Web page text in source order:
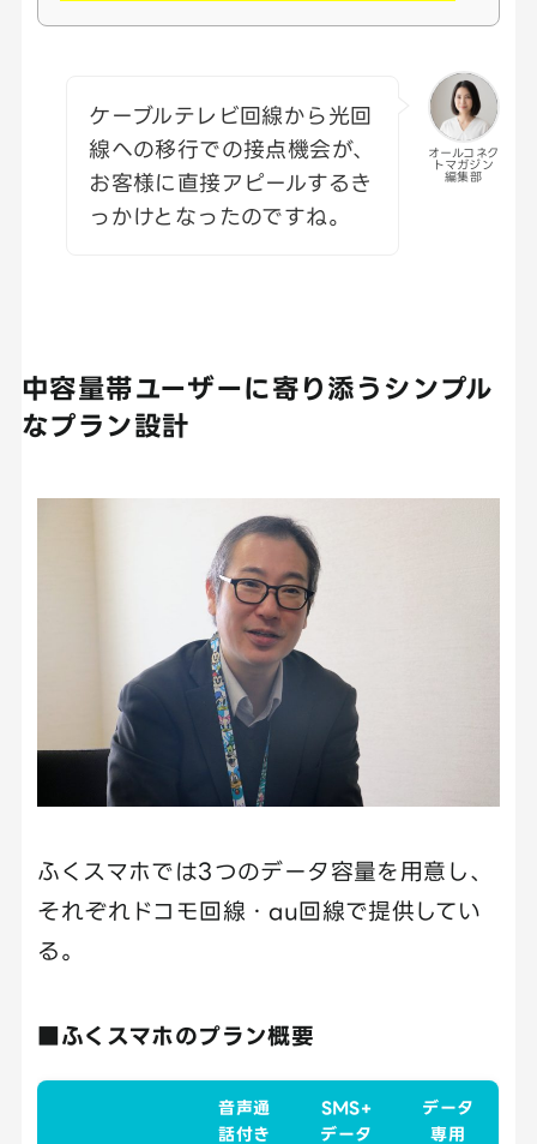
オールコネク
トマガジン
編集部
ケーブルテレビ回線から光回
線への移行での接点機会が、
お客様に直接アピールするき
っかけとなったのですね。
中容量帯ユーザーに寄り添うシンプル
なプラン設計
ふくスマホでは3つのデータ容量を用意し、
それぞれドコモ回線・au回線で提供してい
る。
■ふくスマホのプラン概要
音声通
話付き
SMS+
データ
データ
専用